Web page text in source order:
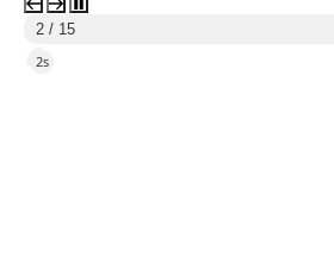
3 / 15
5s